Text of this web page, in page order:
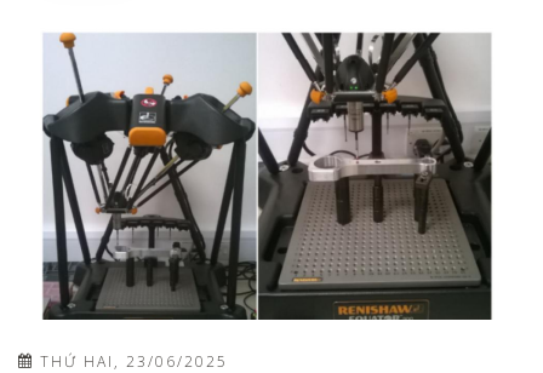
THỨ HAI, 23/06/2025